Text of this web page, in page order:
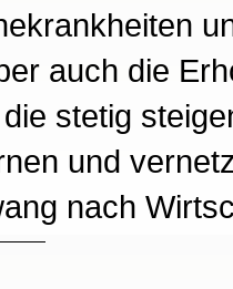
auch die
stetig
und
nach